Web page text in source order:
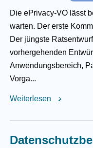
Die ePrivacy-VO lässt
warten. Der erste
Der jüngste
vorhergehenden
Anwendungsbereich,
Vorga...
Weiterlesen